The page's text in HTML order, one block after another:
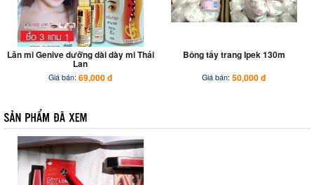
Lăn mi Genive dưỡng dài dày mi Thái
Lan
Giá bán: 69,000 đ
Bông tẩy trang Ipek 130m
Giá bán: 50,000 đ